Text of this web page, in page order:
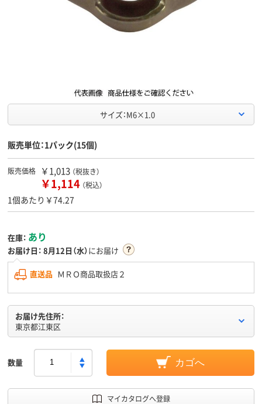
サイズ：M6×1.0
販売単位：1パック(15個)
販売価格 ￥1,013 （税抜き）
￥1,114 （税込）
1個あたり￥74.27
在庫： あり
お届け日： 8月12日（水）にお届け
直送品 ＭＲＯ商品取扱店２
お届け先住所：
東京都江東区
数量 カゴへ
マイカタログへ登録